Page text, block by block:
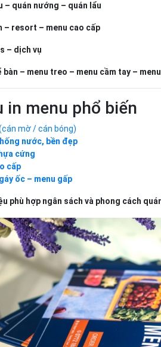
– quán nướng – quán lẩu
– resort – menu cao cấp
– dịch vụ
bàn – menu treo – menu cầm tay –
in menu phổ biến
mờ / cán bóng)
nước, bền đẹp
cứng
cấp
ốc – menu gấp
phù hợp ngân sách và phong cách